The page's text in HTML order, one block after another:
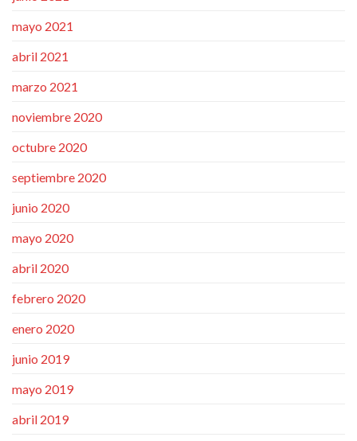
mayo 2021
abril 2021
marzo 2021
noviembre 2020
octubre 2020
septiembre 2020
junio 2020
mayo 2020
abril 2020
febrero 2020
enero 2020
junio 2019
mayo 2019
abril 2019